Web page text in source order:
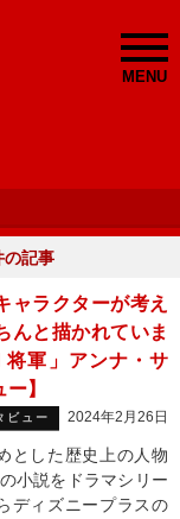
MENU
の記事
ャラクターが考え
んと描かれていま
将軍」アンナ・サ
】
ビュー 2024年2月26日
とした歴史上の人物
小説をドラマシリー
ディズニープラスの